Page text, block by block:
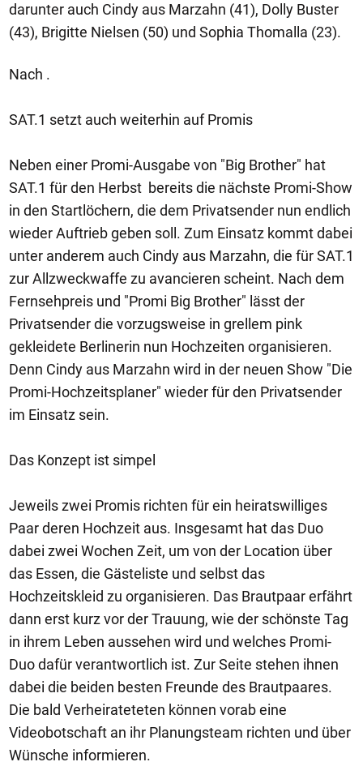
darunter auch Cindy aus Marzahn (41), Dolly Buster
(43), Brigitte Nielsen (50) und Sophia Thomalla (23).
Nach .
SAT.1 setzt auch weiterhin auf Promis
Neben einer Promi-Ausgabe von "Big Brother" hat
SAT.1 für den Herbst bereits die nächste Promi-Show
in den Startlöchern, die dem Privatsender nun endlich
wieder Auftrieb geben soll. Zum Einsatz kommt dabei
unter anderem auch Cindy aus Marzahn, die für SAT.1
zur Allzweckwaffe zu avancieren scheint. Nach dem
Fernsehpreis und "Promi Big Brother" lässt der
Privatsender die vorzugsweise in grellem pink
gekleidete Berlinerin nun Hochzeiten organisieren.
Denn Cindy aus Marzahn wird in der neuen Show "Die
Promi-Hochzeitsplaner" wieder für den Privatsender
im Einsatz sein.
Das Konzept ist simpel
Jeweils zwei Promis richten für ein heiratswilliges
Paar deren Hochzeit aus. Insgesamt hat das Duo
dabei zwei Wochen Zeit, um von der Location über
das Essen, die Gästeliste und selbst das
Hochzeitskleid zu organisieren. Das Brautpaar erfährt
dann erst kurz vor der Trauung, wie der schönste Tag
in ihrem Leben aussehen wird und welches Promi-
Duo dafür verantwortlich ist. Zur Seite stehen ihnen
dabei die beiden besten Freunde des Brautpaares.
Die bald Verheirateteten können vorab eine
Videobotschaft an ihr Planungsteam richten und über
Wünsche informieren.